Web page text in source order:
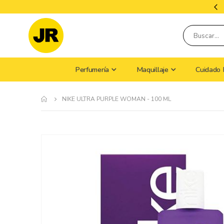
Perfumería Maquillaje Cuidado
NIKE ULTRA PURPLE WOMAN - 100 ML